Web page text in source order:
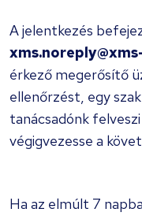
A jelentkezés
érkező megerősítő
ellenőrzést, egy
tanácsadónk
végigvezesse a
Ha az elmúlt 7